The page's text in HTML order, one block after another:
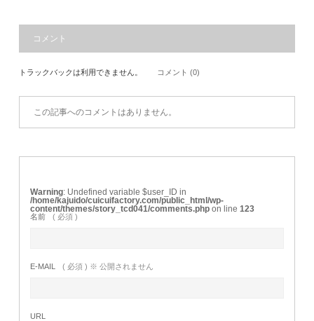
コメント
トラックバックは利用できません。 コメント (0)
この記事へのコメントはありません。
Warning : Undefined variable $user_ID in
/home/kajuido/cuicuifactory.com/public_html/wp-
content/themes/story_tcd041/comments.php on line123
名前 ( 必須 )
E-MAIL ( 必須 ) ※ 公開されません
URL